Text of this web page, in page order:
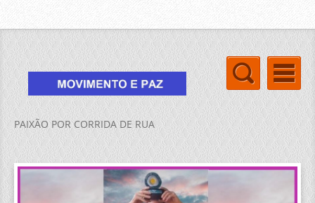
PAIXÃO POR CORRIDA DE RUA